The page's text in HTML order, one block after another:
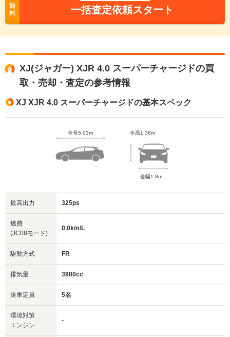
無
料
一括査定依頼スタート
XJ(ジャガー) XJR 4.0 スーパーチャージドの買
取・売却・査定の参考情報
XJ XJR 4.0 スーパーチャージドの基本スペック
全長5.03m 全高1.36m
全幅1.8m
最高出力 325ps
燃費
(JC08モード)
0.0km/L
駆動方式 FR
排気量 3980cc
乗車定員 5名
環境対策
エンジン
-